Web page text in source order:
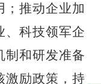
；推动企业加
、科技领军企
制和研发准备
激励政策，持